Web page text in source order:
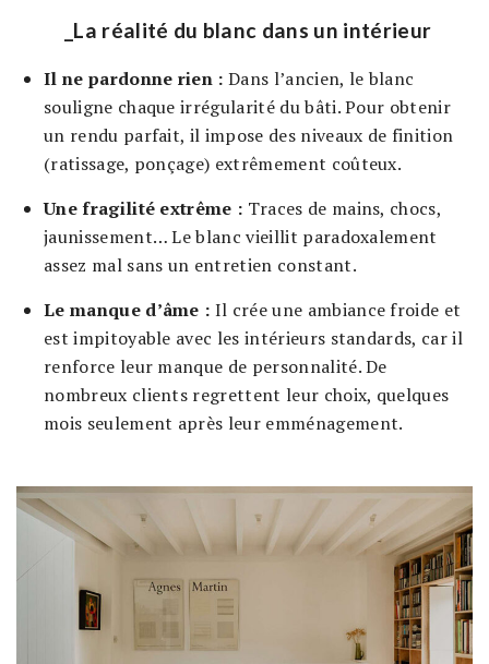
_La réalité du blanc dans un intérieur
Il ne pardonne rien : Dans l’ancien, le blanc
souligne chaque irrégularité du bâti. Pour obtenir
un rendu parfait, il impose des niveaux de finition
(ratissage, ponçage) extrêmement coûteux.
Une fragilité extrême : Traces de mains, chocs,
jaunissement… Le blanc vieillit paradoxalement
assez mal sans un entretien constant.
Le manque d’âme : Il crée une ambiance froide et
est impitoyable avec les intérieurs standards, car il
renforce leur manque de personnalité. De
nombreux clients regrettent leur choix, quelques
mois seulement après leur emménagement.